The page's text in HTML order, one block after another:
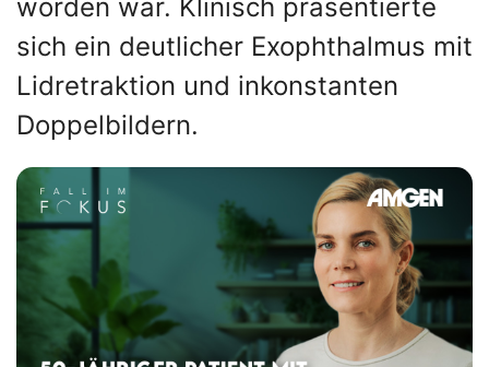
worden war. Klinisch präsentierte
sich ein deutlicher Exophthalmus mit
Lidretraktion und inkonstanten
Doppelbildern.